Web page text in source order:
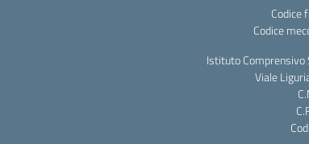
Codice
Codice
Istituto Comprensivo
Viale